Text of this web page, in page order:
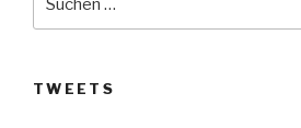
nach:
TWEETS